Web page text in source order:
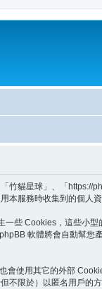
貓星球」、「https://
服務時收集到的個人
些 Cookies，這些小
軟體將會自動幫
使用其它的外部
限於）以匿名用戶